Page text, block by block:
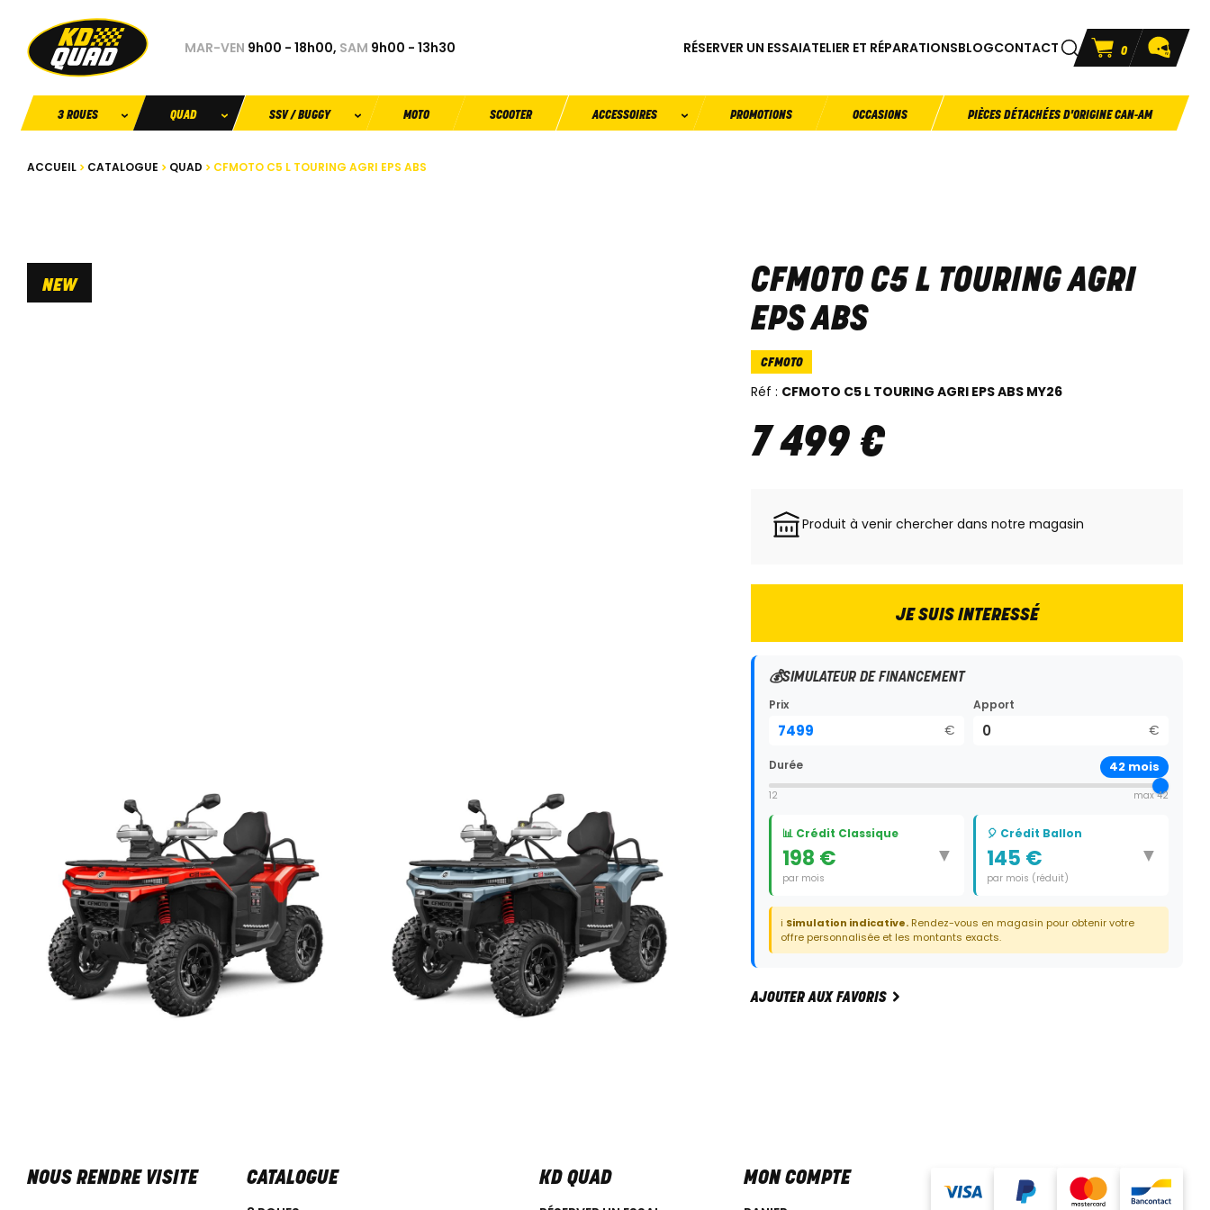
MAR-VEN 9h00 - 18h00, SAM 9h00 - 13h30 RÉSERVER UN ESSAIATELIER ET RÉPARATIONSBLOGCONTACT 0
3 ROUES QUAD SSV / BUGGY MOTO SCOOTER ACCESSOIRES PROMOTIONS OCCASIONS PIÈCES DÉTACHÉES D'ORIGINE CAN-AM
ACCUEIL CATALOGUE QUAD CFMOTO C5 L TOURING AGRI EPS ABS
NEW
CFMOTO C5 L TOURING AGRI
EPS ABS
CFMOTO
Réf : CFMOTO C5 L TOURING AGRI EPS ABS MY26
7 499 €
Produit à venir chercher dans notre magasin
JE SUIS INTERESSÉ
💰SIMULATEUR DE FINANCEMENT
Prix
€
Apport
€
Durée 42 mois
12 max 42
📊 Crédit Classique
198 €
par mois
▼
Durée: 42 mois
🎈 Crédit Ballon
145 €
par mois (réduit)
▼
Durée:
41 mois
Dernier paiement:
2 625 €
ℹ️ Simulation indicative. Rendez-vous en magasin pour obtenir votre
offre personnalisée et les montants exacts.
AJOUTER AUX FAVORIS
NOUS RENDRE VISITE CATALOGUE KD QUAD MON COMPTE